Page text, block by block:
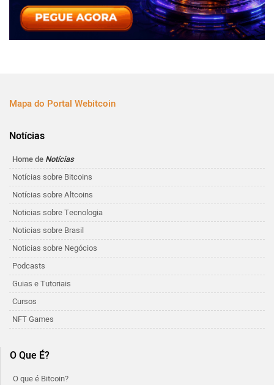
Mapa do Portal Webitcoin
Notícias
Home de Notícias
Notícias sobre Bitcoins
Notícias sobre Altcoins
Noticias sobre Tecnologia
Noticias sobre Brasil
Noticias sobre Negócios
Podcasts
Guias e Tutoriais
Cursos
NFT Games
O Que É?
O que é Bitcoin?